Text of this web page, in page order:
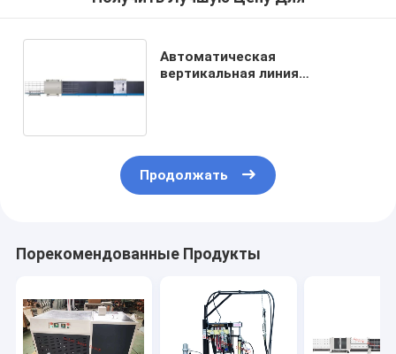
Автоматическая
вертикальная линия
Продолжать
Порекомендованные Продукты